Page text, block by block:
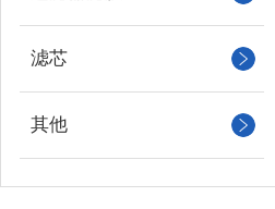
滤芯
其他